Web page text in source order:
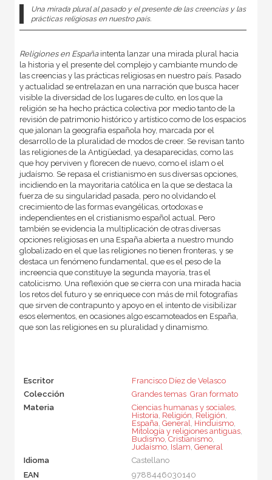
Una mirada plural al pasado y el presente de las creencias y las
prácticas religiosas en nuestro país.
Religiones en Españaintenta lanzar una mirada plural hacia
la historia y el presente del complejo y cambiante mundo de
las creencias y las prácticas religiosas en nuestro país. Pasado
y actualidad se entrelazan en una narración que busca hacer
visible la diversidad de los lugares de culto, en los que la
religión se ha hecho práctica colectiva por medio tanto de la
revisión de patrimonio histórico y artístico como de los espacios
que jalonan la geografía española hoy, marcada por el
desarrollo de la pluralidad de modos de creer. Se revisan tanto
las religiones de la Antigüedad, ya desaparecidas, como las
que hoy perviven y florecen de nuevo, como el islam o el
judaísmo. Se repasa el cristianismo en sus diversas opciones,
incidiendo en la mayoritaria católica en la que se destaca la
fuerza de su singularidad pasada, pero no olvidando el
crecimiento de las formas evangélicas, ortodoxas e
independientes en el cristianismo español actual. Pero
también se evidencia la multiplicación de otras diversas
opciones religiosas en una España abierta a nuestro mundo
globalizado en el que las religiones no tienen fronteras, y se
destaca un fenómeno fundamental, que es el peso de la
increencia que constituye la segunda mayoría, tras el
catolicismo. Una reflexión que se cierra con una mirada hacia
los retos del futuro y se enriquece con más de mil fotografías
que sirven de contrapunto y apoyo en el intento de visibilizar
esos elementos, en ocasiones algo escamoteados en España,
que son las religiones en su pluralidad y dinamismo.
Escritor
Francisco Díez de Velasco
Colección
Grandes temas  Gran formato
Materia
Ciencias humanas y sociales,
Historia Religión Religión
España General Hinduismo,
Mitología y religiones antiguas,
Budismo, Cristianismo,
Judaísmo, Islam General
Idioma
Castellano
EAN
9788446030140